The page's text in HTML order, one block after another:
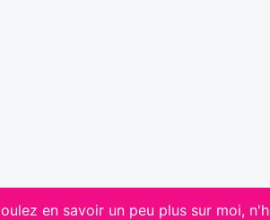
en savoir un peu plus sur moi,